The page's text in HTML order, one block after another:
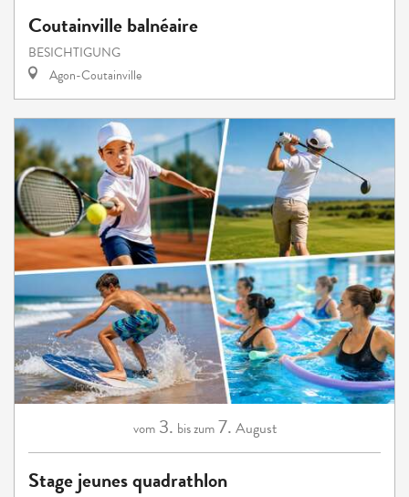
Coutainville balnéaire
BESICHTIGUNG
Agon-Coutainville
vom 3. bis zum 7. August
Stage jeunes quadrathlon